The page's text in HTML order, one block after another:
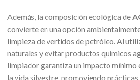
Además, la composición ecológica de
convierte en una opción
limpieza de vertidos de petróleo. Al
naturales y evitar productos químicos
limpiador garantiza un impacto mínimo
la vida silvestre, promoviendo